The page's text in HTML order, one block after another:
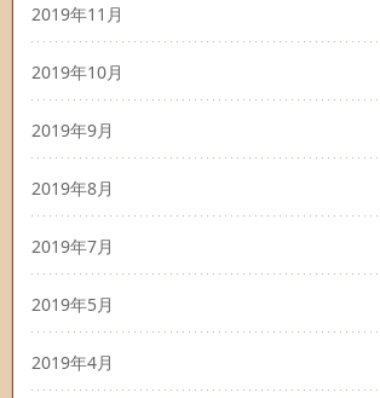
2019年11月
2019年10月
2019年9月
2019年8月
2019年7月
2019年5月
2019年4月